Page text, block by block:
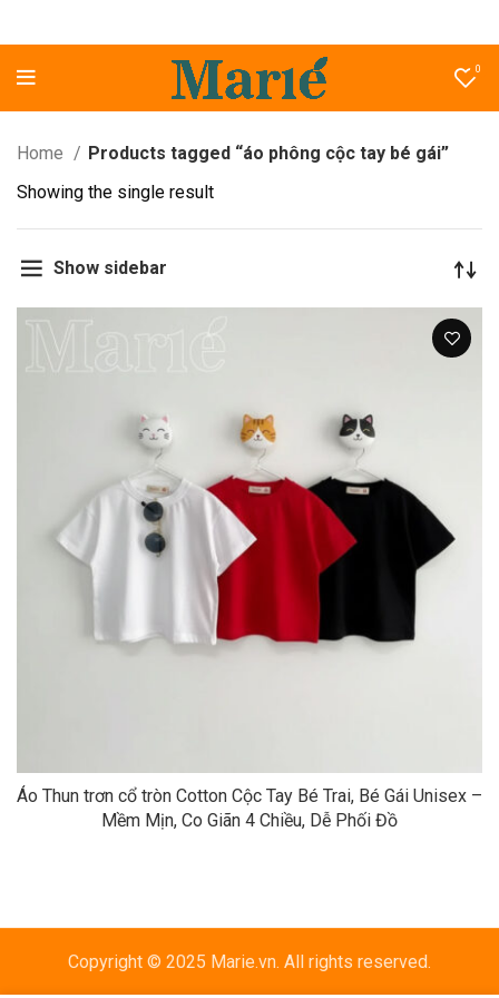
0
Home
Products tagged “áo phông cộc tay bé gái”
Showing the single result
Show sidebar
Áo Thun trơn cổ tròn Cotton Cộc Tay Bé Trai, Bé Gái Unisex –
Mềm Mịn, Co Giãn 4 Chiều, Dễ Phối Đồ
Copyright © 2025 Marie.vn. All rights reserved.